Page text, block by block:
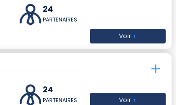
24
PARTENAIRES
Voir+
24
PARTENAIRES Voir+